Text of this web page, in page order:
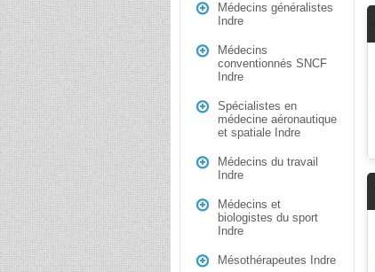
Médecins généralistes
Indre
Médecins
conventionnés SNCF
Indre
Spécialistes en
médecine aéronautique
et spatiale Indre
Médecins du travail
Indre
Médecins et
biologistes du sport
Indre
Mésothérapeutes Indre